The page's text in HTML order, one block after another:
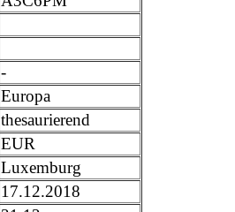
-
Europa
thesaurierend
EUR
Luxemburg
17.12.2018